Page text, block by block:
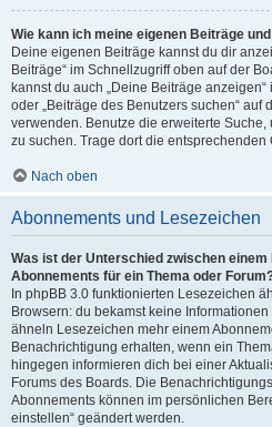
Wie kann ich meine eigenen Beiträge
Deine eigenen Beiträge kannst du dir
Beiträge“ im Schnellzugriff oben auf der
kannst du auch „Deine Beiträge
oder „Beiträge des Benutzers suchen“ auf
verwenden. Benutze die erweiterte
zu suchen. Trage dort die
Nach oben
Abonnements und Lesezeichen
Was ist der Unterschied zwischen einem
Abonnements für ein Thema oder
In phpBB 3.0 funktionierten Lesezeichen
Browsern: du bekamst keine
ähneln Lesezeichen mehr einem
Benachrichtigung erhalten, wenn ein
hingegen informieren dich bei einer
Forums des Boards. Die
Abonnements können im persönlichen
einstellen“ geändert werden.